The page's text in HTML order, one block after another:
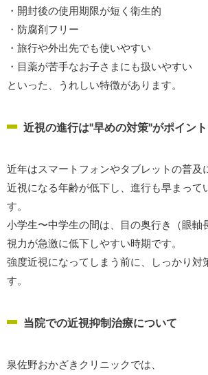
・開封後の使用期限が短く衛生的
・防腐剤フリー
・旅行や外出先でも使いやすい
・目薬が苦手なお子さまにも扱いやすい
といった、うれしい特徴があります。
近視の進行は"早めの対策"がポイント
近年はスマートフォンやタブレットの普及
近視になる年齢が低下し、進行も早まって
す。
小学生〜中学生の間は、目の奥行き（眼軸
視力が急激に低下しやすい時期です。
強度近視になってしまう前に、しっかり対
す。
当院での近視抑制治療について
泉佐野おかざきクリニックでは、